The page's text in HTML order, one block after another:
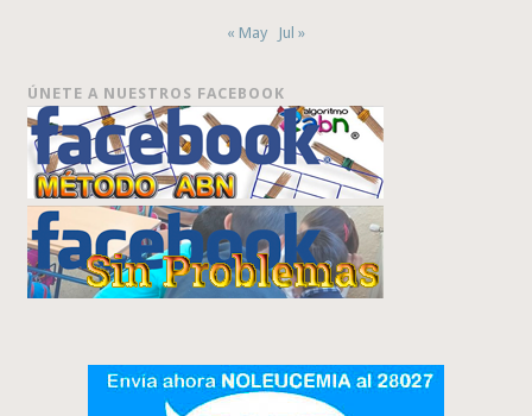
« May Jul »
ÚNETE A NUESTROS FACEBOOK